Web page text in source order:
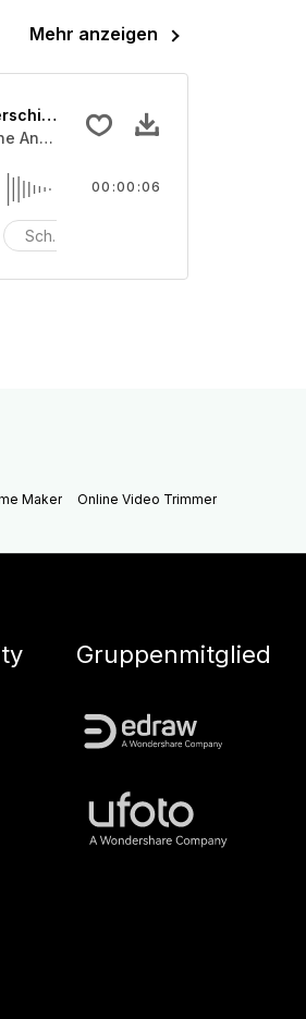
Mehr anzeigen
angeschlagen oder
Instrumente 13
Ansammlung von
Schüssel
00:00:06
Maker Online Video Trimmer
Gruppenmitglied